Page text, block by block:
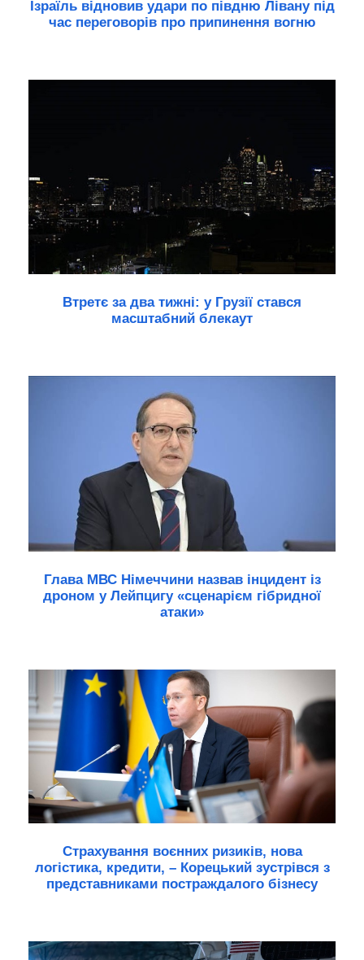
Ізраїль відновив удари по півдню Лівану під
час переговорів про припинення вогню
Втретє за два тижні: у Грузії стався
масштабний блекаут
Глава МВС Німеччини назвав інцидент із
дроном у Лейпцигу «сценарієм гібридної
атаки»
Страхування воєнних ризиків, нова
логістика, кредити, – Корецький зустрівся з
представниками постраждалого бізнесу